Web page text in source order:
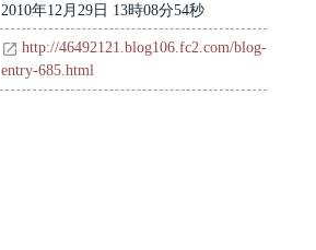
2010年12月29日 13時08分54秒
http://46492121.blog106.fc2.com/blog-
entry-685.html